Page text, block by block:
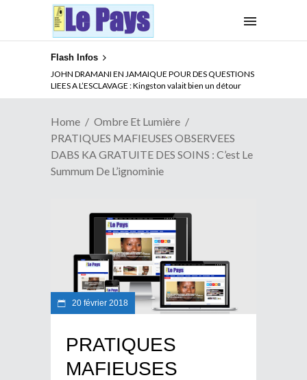
Flash Infos
JOHN DRAMANI EN JAMAIQUE POUR DES QUESTIONS
LIEES A L’ESCLAVAGE : Kingston valait bien un détour
ABSENCE PROLONGEE DE PAUL BIYA DU CAMEROUN :
Qui pilote le Cameroun ?
Home
Ombre Et Lumière
PRATIQUES MAFIEUSES OBSERVEES
DABS KA GRATUITE DES SOINS : C’est Le
Summum De L’ignominie
20 février 2018
PRATIQUES
MAFIEUSES